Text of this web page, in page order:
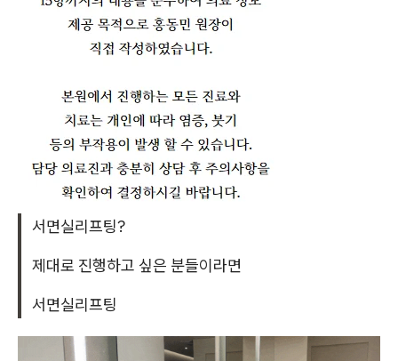
서면실리프팅?
제대로 진행하고 싶은 분들이라면
서면실리프팅